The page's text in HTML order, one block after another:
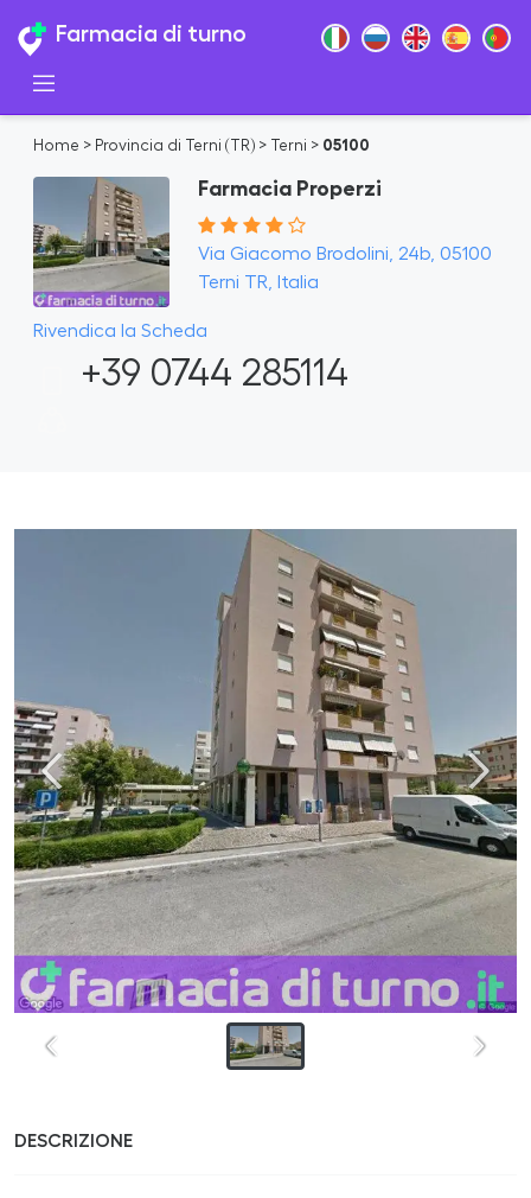
Farmacia di turno
Home > Provincia di Terni (TR) > Terni > 05100
Farmacia Properzi
Via Giacomo Brodolini, 24b, 05100
Terni TR, Italia
Rivendica la Scheda
+39 0744 285114
DESCRIZIONE